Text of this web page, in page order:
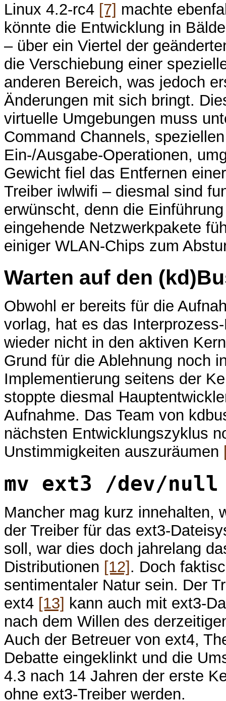
Linux 4.2-rc4 [7] machte
könnte die Entwicklung in
– über ein Viertel der
die Verschiebung einer
anderen Bereich, was jedoch
Änderungen mit sich bringt.
virtuelle Umgebungen muss
Command Channels,
Ein-/Ausgabe-Operationen,
Gewicht fiel das Entfernen
Treiber iwlwifi – diesmal sind
erwünscht, denn die
eingehende Netzwerkpakete
einiger WLAN-Chips zum
Warten auf den
Obwohl er bereits für die
vorlag, hat es das
wieder nicht in den aktiven
Grund für die Ablehnung noch
Implementierung seitens der
stoppte diesmal
Aufnahme. Das Team von
nächsten Entwicklungszyklus
Unstimmigkeiten auszuräumen
mv ext3 /dev/null
Mancher mag kurz innehalten,
der Treiber für das ext3-
soll, war dies doch jahrelang
Distributionen [12] . Doch
sentimentaler Natur sein. Der
ext4 [13] kann auch mit ext3-
nach dem Willen des
Auch der Betreuer von ext4,
Debatte eingeklinkt und die
4.3 nach 14 Jahren der erste
ohne ext3-Treiber werden.